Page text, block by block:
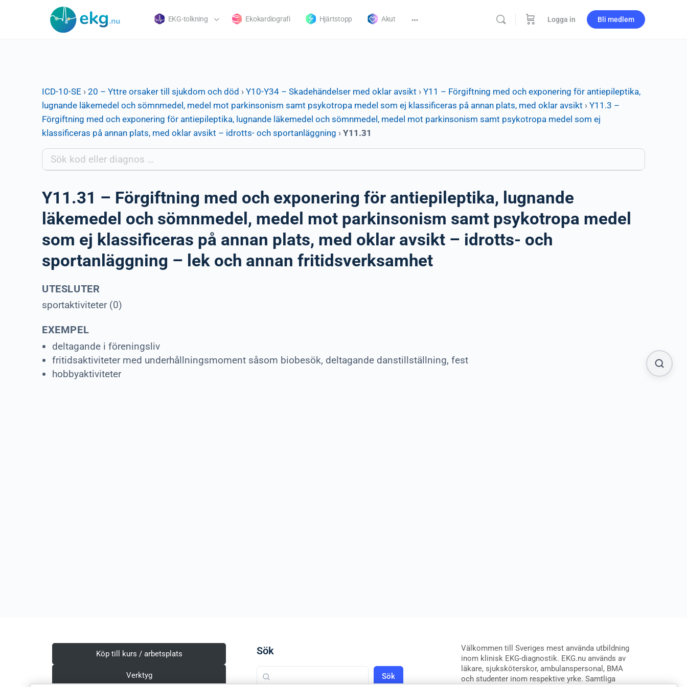
EKG-tolkning Ekokardiografi Hjärtstopp Akut Logga in Bli medlem
ICD-10-SE › 20 – Yttre orsaker till sjukdom och död › Y10-Y34 – Skadehändelser med oklar avsikt › Y11 – Förgiftning med och exponering för antiepileptika,
lugnande läkemedel och sömnmedel, medel mot parkinsonism samt psykotropa medel som ej klassificeras på annan plats, med oklar avsikt › Y11.3 –
Förgiftning med och exponering för antiepileptika, lugnande läkemedel och sömnmedel, medel mot parkinsonism samt psykotropa medel som ej
klassificeras på annan plats, med oklar avsikt – idrotts- och sportanläggning › Y11.31
Y11.31 – Förgiftning med och exponering för antiepileptika, lugnande
läkemedel och sömnmedel, medel mot parkinsonism samt psykotropa medel
som ej klassificeras på annan plats, med oklar avsikt – idrotts- och
sportanläggning – lek och annan fritidsverksamhet
UTESLUTER
sportaktiviteter (0)
EXEMPEL
deltagande i föreningsliv
fritidsaktiviteter med underhållningsmoment såsom biobesök, deltagande danstillställning, fest
hobbyaktiviteter
Köp till kurs / arbetsplats
Verktyg
Sök
Sök
Välkommen till Sveriges mest använda utbildning
inom klinisk EKG-diagnostik. EKG.nu används av
läkare, sjuksköterskor, ambulanspersonal, BMA
och studenter inom respektive yrke. Samtliga